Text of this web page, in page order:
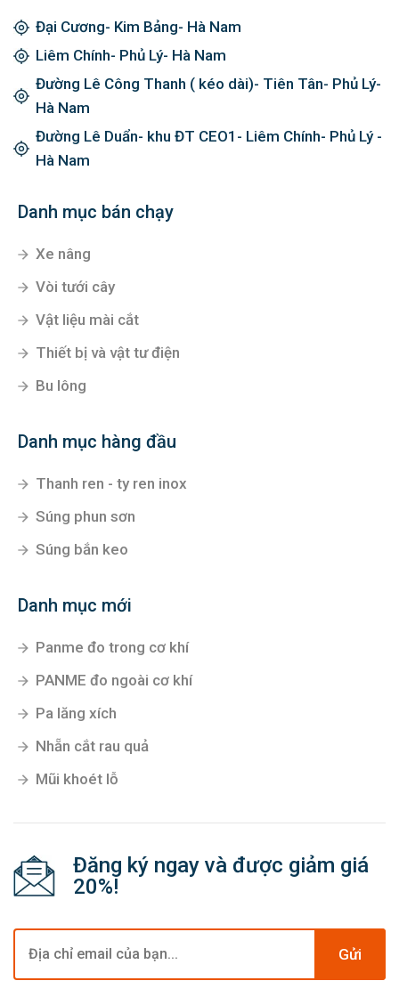
Đại Cương- Kim Bảng- Hà Nam
Liêm Chính- Phủ Lý- Hà Nam
Đường Lê Công Thanh ( kéo dài)- Tiên Tân- Phủ Lý-
Hà Nam
Đường Lê Duẩn- khu ĐT CEO1- Liêm Chính- Phủ Lý -
Hà Nam
Danh mục bán chạy
Xe nâng
Vòi tưới cây
Vật liệu mài cắt
Thiết bị và vật tư điện
Bu lông
Danh mục hàng đầu
Thanh ren - ty ren inox
Súng phun sơn
Súng bắn keo
Danh mục mới
Panme đo trong cơ khí
PANME đo ngoài cơ khí
Pa lăng xích
Nhẵn cắt rau quả
Mũi khoét lỗ
Đăng ký ngay và được giảm giá
20%!
Gửi